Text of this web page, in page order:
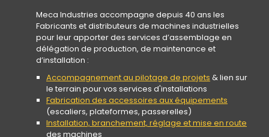
Meca Industries accompagne depuis 40 ans les
Fabricants et distributeurs de machines industrielles
pour leur apporter des services d’assemblage en
délégation de production, de maintenance et
d’installation :
Accompagnement au pilotage de projets & lien sur
le terrain pour vos services d'installations
Fabrication des accessoires aux équipements
(escaliers, plateformes, passerelles)
Installation, branchement, réglage et mise en route
des machines